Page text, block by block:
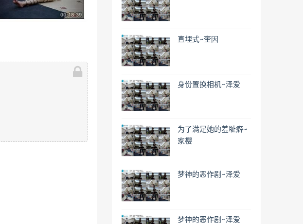
直埋式~奎因
身份置换相机~泽爱
为了满足她的羞耻癖~
家樱
梦神的恶作剧~泽爱
梦神的恶作剧~泽爱